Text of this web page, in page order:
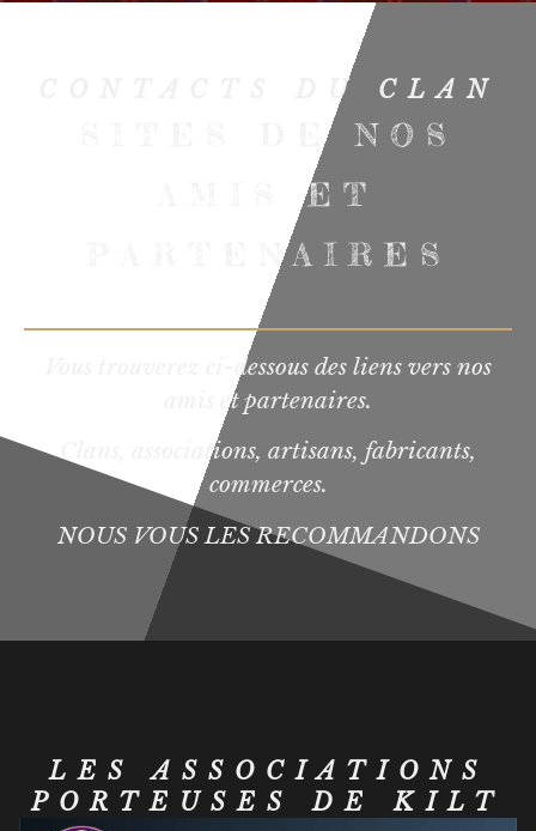
CONTACTS DU CLAN
SITES DE NOS
AMIS ET
PARTENAIRES
Vous trouverez ci-dessous des liens vers nos
amis et partenaires.
Clans, associations, artisans, fabricants,
commerces.
NOUS VOUS LES RECOMMANDONS
LES ASSOCIATIONS
PORTEUSES DE KILT